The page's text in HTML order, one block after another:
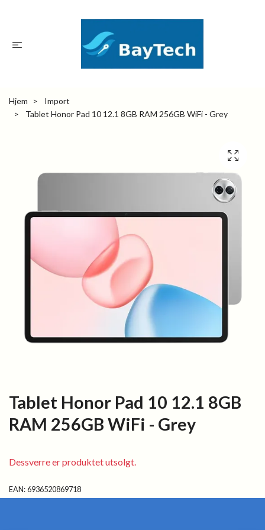
Hjem
Import
Tablet Honor Pad 10 12.1 8GB RAM 256GB WiFi - Grey
Tablet Honor Pad 10 12.1 8GB
RAM 256GB WiFi - Grey
Dessverre er produktet utsolgt.
EAN:6936520869718